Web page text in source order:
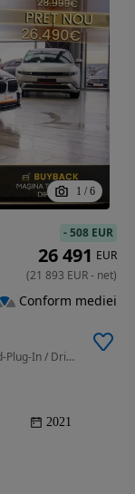
1 / 6
1998 cm3 • 292 CP • Seria 530e / Automat / Hibrid-Plug-In / Drive mode / Trapă
2021
-508 EUR
26 491 EUR
(21 893 EUR- net)
Conform mediei